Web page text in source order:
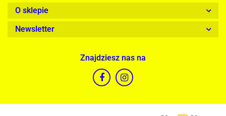
O sklepie
Newsletter
Znajdziesz nas na